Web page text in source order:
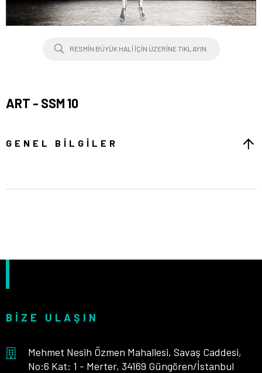
RESMIN BÜYÜK HALI IÇIN ÜZERINE TIKLAYIN.
ART - SSM 10
GENEL BILGILER
BIZE ULAŞIN
Mehmet Nesih Özmen Mahallesi, Savaş Caddesi,
No:6 Kat: 1 - Merter, 34169 Güngören/İstanbul